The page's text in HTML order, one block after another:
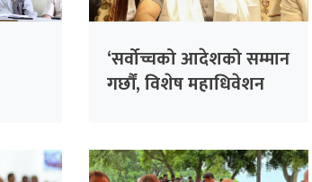
‘सर्वोच्चको आदेशको सम्मान
गर्छौं, विशेष महाधिवेशन